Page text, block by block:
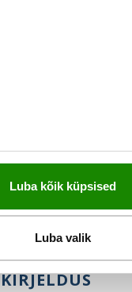
Luba kõik küpsised
Luba valik